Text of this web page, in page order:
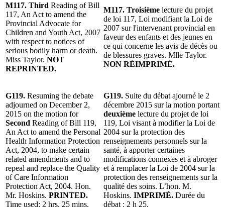
M117. Third Reading of Bill
117, An Act to amend the
Provincial Advocate for
Children and Youth Act, 2007
with respect to notices of
serious bodily harm or death.
Miss Taylor. NOT
REPRINTED.
M117. Troisième lecture du projet
de loi 117, Loi modifiant la Loi de
2007 sur l'intervenant provincial en
faveur des enfants et des jeunes en
ce qui concerne les avis de décès ou
de blessures graves. Mlle Taylor.
NON RÉIMPRIMÉ.
G119. Resuming the debate
adjourned on December 2,
2015 on the motion for
Second Reading of Bill 119,
An Act to amend the Personal
Health Information Protection
Act, 2004, to make certain
related amendments and to
repeal and replace the Quality
of Care Information
Protection Act, 2004. Hon.
Mr. Hoskins. PRINTED.
Time used: 2 hrs. 25 mins.
G119. Suite du débat ajourné le 2
décembre 2015 sur la motion portant
deuxième lecture du projet de loi
119, Loi visant à modifier la Loi de
2004 sur la protection des
renseignements personnels sur la
santé, à apporter certaines
modifications connexes et à abroger
et à remplacer la Loi de 2004 sur la
protection des renseignements sur la
qualité des soins. L’hon. M.
Hoskins. IMPRIMÉ. Durée du
débat : 2 h 25.